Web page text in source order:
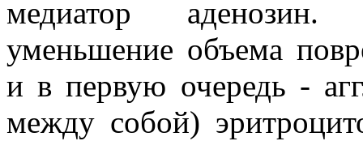
медиатор аденозин.
уменьшение объема
и в первую очередь -
между собой)